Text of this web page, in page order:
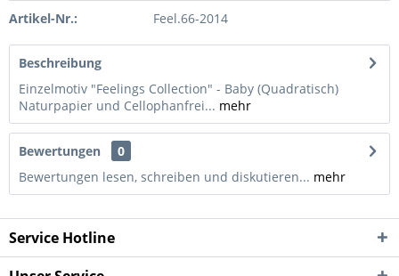
Artikel-Nr.: Feel.66-2014
Beschreibung
Einzelmotiv "Feelings Collection" - Baby (Quadratisch)
Naturpapier und Cellophanfrei... mehr
Bewertungen
0
Bewertungen lesen, schreiben und diskutieren... mehr
Service Hotline